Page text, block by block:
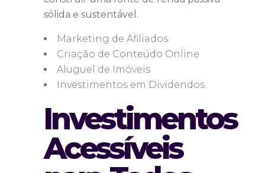
sólida e sustentável.
Marketing de Afiliados
Criação de Conteúdo Online
Aluguel de Imóveis
Investimentos em Dividendos
Investimentos
Acessíveis